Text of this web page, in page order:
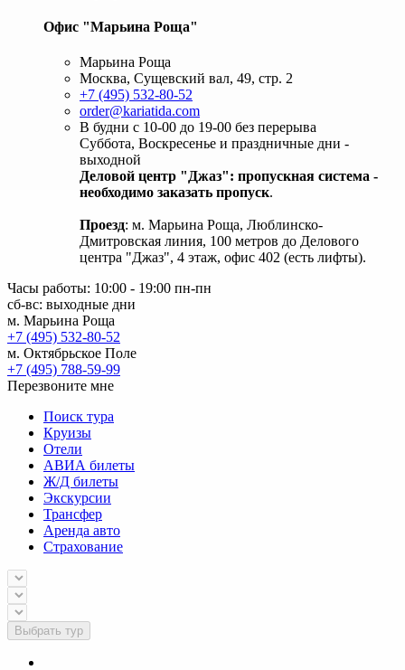
Офис "Марьина Роща"
Марьина Роща
Москва, Сущевский вал, 49, стр. 2
+7 (495) 532-80-52
order@kariatida.com
В будни с 10-00 до 19-00 без перерыва
Суббота, Воскресенье и праздничные дни -
выходной
Деловой центр "Джаз": пропускная система -
необходимо заказать пропуск.
Проезд: м. Марьина Роща, Люблинско-
Дмитровская линия, 100 метров до Делового
центра "Джаз", 4 этаж, офис 402 (есть лифты).
Часы работы: 10:00 - 19:00 пн-пн
сб-вс: выходные дни
м. Марьина Роща
+7 (495) 532-80-52
м. Октябрьское Поле
+7 (495) 788-59-99
Перезвоните мне
Поиск тура
Круизы
Отели
АВИА билеты
Ж/Д билеты
Экскурсии
Трансфер
Аренда авто
Страхование
Выбрать тур